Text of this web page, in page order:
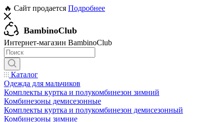
🔥 Сайт продается Подробнее
BambinoClub
Интернет-магазин BambinoClub
Каталог
Одежда для мальчиков
Комплекты куртка и полукомбинезон зимний
Комбинезоны демисезонные
Комплекты куртка и полукомбинезон демисезонный
Комбинезоны зимние